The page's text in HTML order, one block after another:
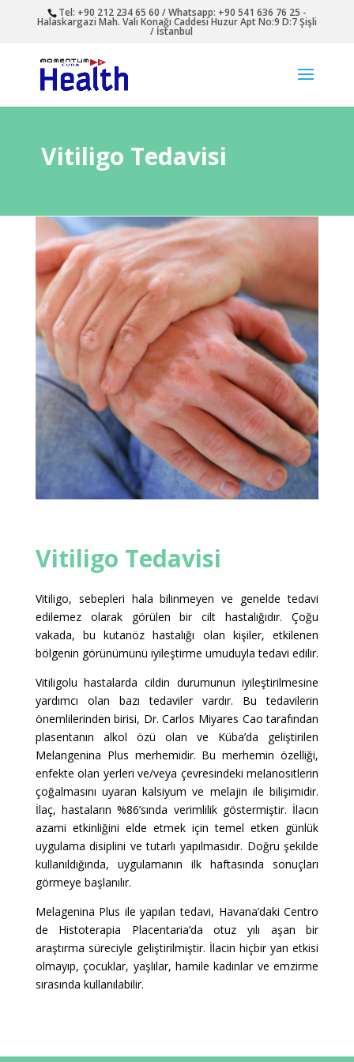
Tel: +90 212 234 65 60 / Whatsapp: +90 541 636 76 25 -
Halaskargazi Mah. Vali Konağı Caddesi Huzur Apt No:9 D:7 Şişli
/ İstanbul
Vitiligo Tedavisi
Vitiligo Tedavisi
Vitiligo, sebepleri hala bilinmeyen ve genelde tedavi
edilemez olarak görülen bir cilt hastalığıdır. Çoğu
vakada, bu kutanöz hastalığı olan kişiler, etkilenen
bölgenin görünümünü iyileştirme umuduyla tedavi edilir.
Vitiligolu hastalarda cildin durumunun iyileştirilmesine
yardımcı olan bazı tedaviler vardır. Bu tedavilerin
önemlilerinden birisi, Dr. Carlos Miyares Cao tarafından
plasentanın alkol özü olan ve Küba’da geliştirilen
Melangenina Plus merhemidir. Bu merhemin özelliği,
enfekte olan yerleri ve/veya çevresindeki melanositlerin
çoğalmasını uyaran kalsiyum ve melajin ile bilişimidir.
İlaç, hastaların %86’sında verimlilik göstermiştir. İlacın
azami etkinliğini elde etmek için temel etken günlük
uygulama disiplini ve tutarlı yapılmasıdır. Doğru şekilde
kullanıldığında, uygulamanın ilk haftasında sonuçları
görmeye başlanılır.
Melagenina Plus ile yapılan tedavi, Havana’daki Centro
de Histoterapia Placentaria’da otuz yılı aşan bir
araştırma süreciyle geliştirilmiştir. İlacin hiçbir yan etkisi
olmayıp, çocuklar, yaşlılar, hamile kadınlar ve emzirme
sırasında kullanılabilir.